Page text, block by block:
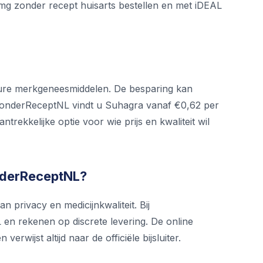
zonder recept huisarts bestellen en met iDEAL
merkgeneesmiddelen. De besparing kan
vindt u Suhagra vanaf €0,62 per
optie voor wie prijs en kwaliteit wil
privacy en medicijnkwaliteit. Bij
rekenen op discrete levering. De online
verwijst altijd naar de officiële bijsluiter.